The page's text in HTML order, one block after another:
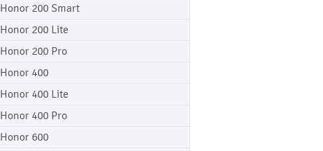
Honor 200 Smart
Honor 200 Lite
Honor 200 Pro
Honor 400
Honor 400 Lite
Honor 400 Pro
Honor 600